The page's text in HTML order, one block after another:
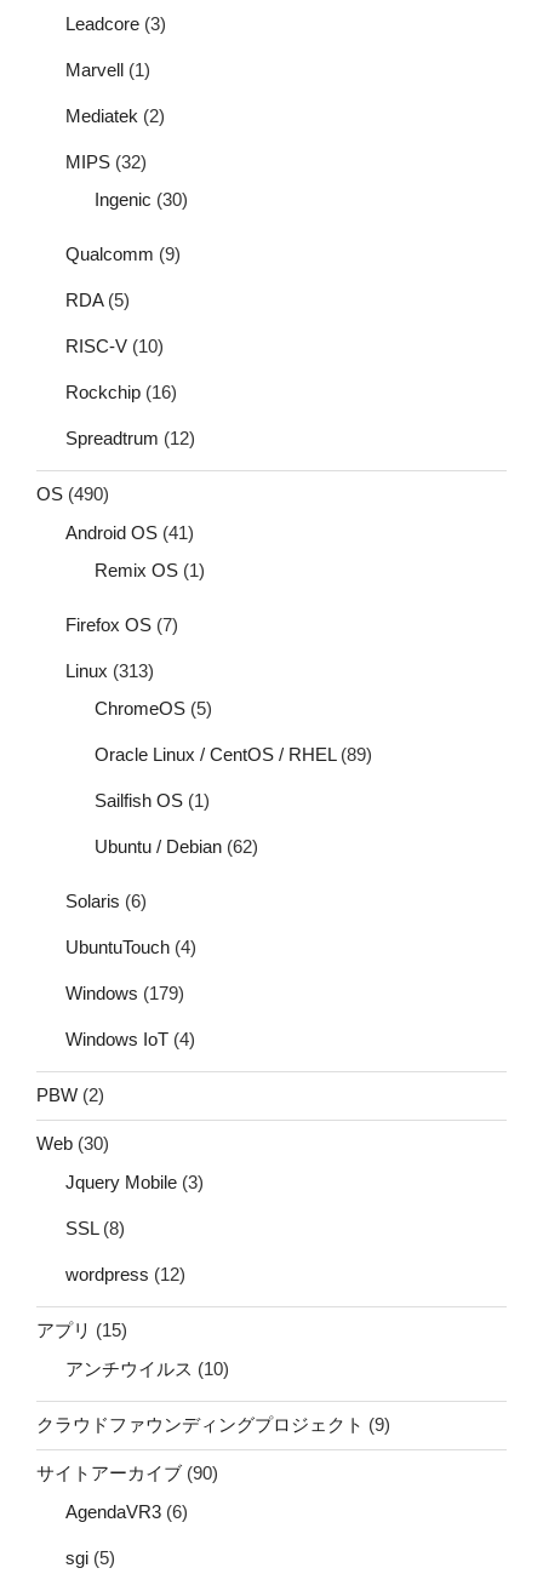
Leadcore (3)
Marvell (1)
Mediatek (2)
MIPS (32)
Ingenic (30)
Qualcomm (9)
RDA(5)
RISC-V (10)
Rockchip (16)
Spreadtrum (12)
OS (490)
Android OS (41)
Remix OS (1)
Firefox OS (7)
Linux (313)
ChromeOS (5)
Oracle Linux / CentOS / RHEL(89)
Sailfish OS (1)
Ubuntu / Debian (62)
Solaris (6)
UbuntuTouch (4)
Windows (179)
Windows IoT (4)
PBW (2)
Web (30)
Jquery Mobile (3)
SSL(8)
wordpress (12)
アプリ (15)
アンチウイルス (10)
クラウドファウンディングプロジェクト (9)
サイトアーカイブ (90)
AgendaVR3 (6)
sgi (5)